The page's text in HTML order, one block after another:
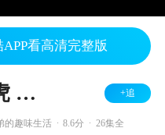
看高清完整版
嗨贝乐虎 第一季 +追
的趣味生活 8.6分 26集全